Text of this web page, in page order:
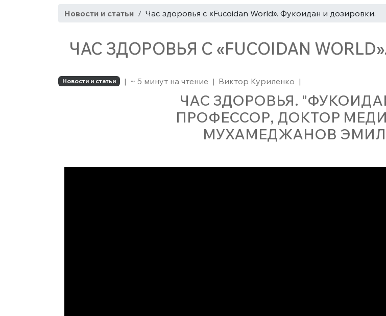
Новости и статьи Час здоровья с «Fucoidan World». Фукоидан и дозировки.
ЧАС ЗДОРОВЬЯ С «FUCOIDAN
Новости и статьи | ~ 5 минут на чтение | Виктор Куриленко |
ЧАС ЗДОРОВЬЯ.
ПРОФЕССОР, ДОКТОР
МУХАМЕДЖАНОВ